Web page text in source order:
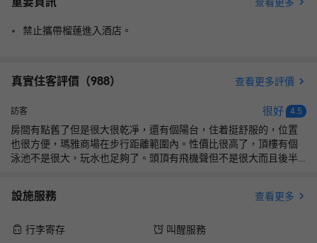
查看更多
禁止攜帶榴蓮進入酒店。
真實住客評價（988） 查看更多評價
訪客 很好 4.5
房間有點舊了但是很大很乾凈，還有個陽台，住着挺舒服的，位置
也很方便，瑪雅商場在步行距離範圍內。性價比很高了，頂樓有個
泳池不是很大，玩水也足夠了。頭頂有飛機聲但不是很大而且後半
設施服務 查看更多
行李寄存
叫醒服務